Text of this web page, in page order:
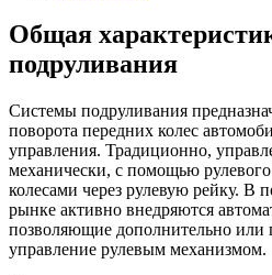
Общая
подруливания
Системы подруливания
поворота передних колес
управления. Традиционно,
механически, с помощью рулевого
колесами через рулевую рейку. В
рынке активно внедряются
позволяющие дополнительно или
управление рулевым механизмом.